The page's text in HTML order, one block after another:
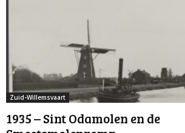
Zuid-Willemsvaart
1935 – Sint Odamolen en de